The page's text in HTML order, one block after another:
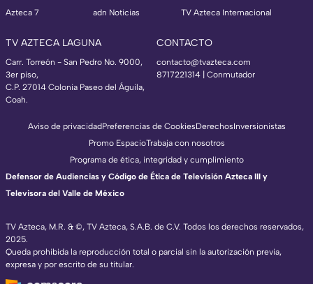
Azteca 7
adn Noticias
TV Azteca Internacional
TV AZTECA LAGUNA
Carr. Torreón - San Pedro No. 9000,
3er piso,
C.P. 27014 Colonia Paseo del Águila,
Coah.
CONTACTO
contacto@tvazteca.com
8717221314 | Conmutador
TV Azteca, M.R. & ©, TV Azteca, S.A.B. de C.V. Todos los derechos reservados,
2025.
Queda prohibida la reproducción total o parcial sin la autorización previa,
expresa y por escrito de su titular.
Aviso de privacidadPreferencias de CookiesDerechosInversionistas
Promo EspacioTrabaja con nosotros
Programa de ética, integridad y cumplimiento
Defensor de Audiencias y Código de Ética de Televisión Azteca III y
Televisora del Valle de México